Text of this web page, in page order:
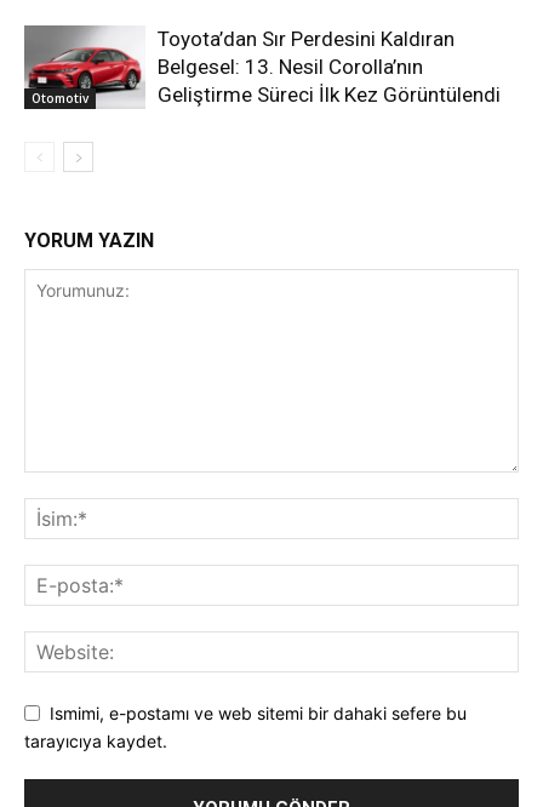
Otomotiv
Toyota’dan Sır Perdesini Kaldıran
Belgesel: 13. Nesil Corolla’nın
Geliştirme Süreci İlk Kez Görüntülendi
YORUM YAZIN
Ismimi, e-postamı ve web sitemi bir dahaki sefere bu
tarayıcıya kaydet.